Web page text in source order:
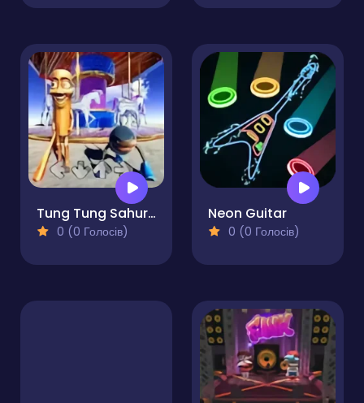
Tung Tung Sahur VS Tralalero Tralala FNF
0 (0 Голосів)
Neon Guitar
0 (0 Голосів)